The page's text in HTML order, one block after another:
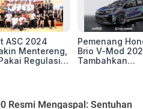
ASC 2024
Mentereng,
Regulasi
Pemenang
Brio V-Mod
Tambahkan
Resmi Mengaspal: Sentuhan